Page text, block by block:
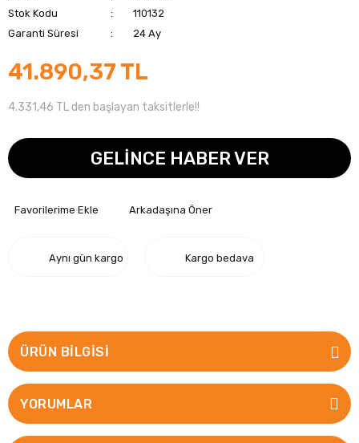
Stok Kodu
110132
Garanti Süresi
24 Ay
41.890,37 TL
4.331,46 TL den başlayan taksitlerle!!
GELİNCE HABER VER
Arkadaşına Öner
Aynı gün kargo Kargo bedava
ÜRÜN BILGISI
YORUMLAR